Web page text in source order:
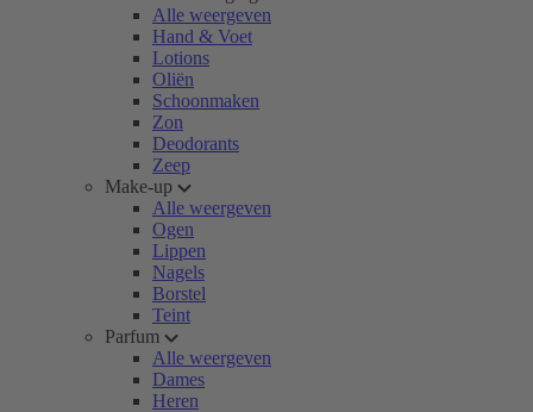
Alle weergeven
Hand & Voet
Lotions
Oliën
Schoonmaken
Zon
Deodorants
Zeep
Make-up
Alle weergeven
Ogen
Lippen
Nagels
Borstel
Teint
Parfum
Alle weergeven
Dames
Heren